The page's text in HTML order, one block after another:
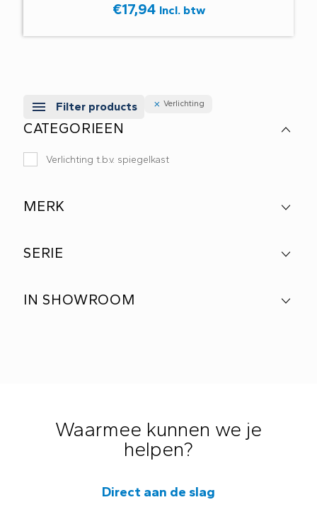
€17,94 Incl. btw
Filter products Verlichting
CATEGORIEEN
Verlichting t.b.v. spiegelkast
MERK
SERIE
IN SHOWROOM
Waarmee kunnen we je
helpen?
Direct aan de slag